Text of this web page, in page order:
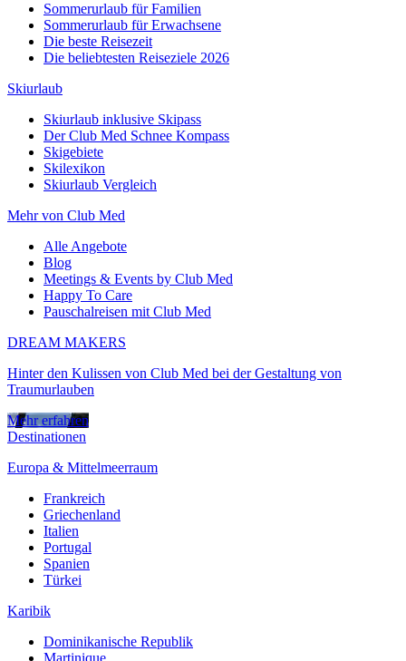
Sommerurlaub für Familien
Sommerurlaub für Erwachsene
Die beste Reisezeit
Die beliebtesten Reiseziele 2026
Skiurlaub
Skiurlaub inklusive Skipass
Der Club Med Schnee Kompass
Skigebiete
Skilexikon
Skiurlaub Vergleich
Mehr von Club Med
Alle Angebote
Blog
Meetings & Events by Club Med
Happy To Care
Pauschalreisen mit Club Med
DREAM MAKERS
Hinter den Kulissen von Club Med bei der Gestaltung von
Traumurlauben
Mehr erfahren
Destinationen
Europa & Mittelmeerraum
Frankreich
Griechenland
Italien
Portugal
Spanien
Türkei
Karibik
Dominikanische Republik